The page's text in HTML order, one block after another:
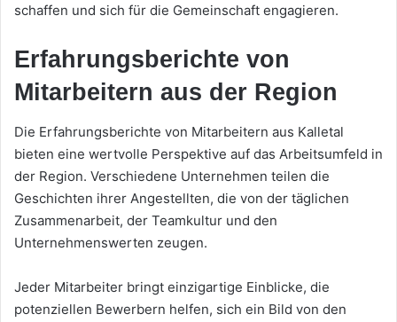
schaffen und sich für die Gemeinschaft engagieren.
Erfahrungsberichte von
Mitarbeitern aus der Region
Die Erfahrungsberichte von Mitarbeitern aus Kalletal
bieten eine wertvolle Perspektive auf das Arbeitsumfeld in
der Region. Verschiedene Unternehmen teilen die
Geschichten ihrer Angestellten, die von der täglichen
Zusammenarbeit, der Teamkultur und den
Unternehmenswerten zeugen.
Jeder Mitarbeiter bringt einzigartige Einblicke, die
potenziellen Bewerbern helfen, sich ein Bild von den